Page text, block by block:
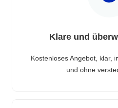
Klare und
Kostenloses Angebot, klar,
und ohne